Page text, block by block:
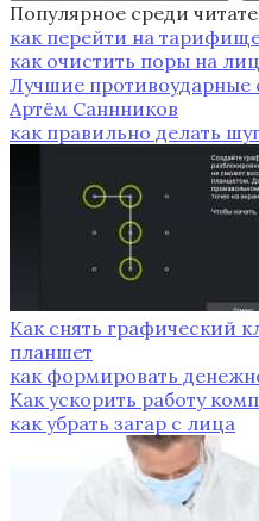
Популярное среди
как перейти на
как очистить поры на
Лучшие
Артём Саннников
как правильно делать
Как снять графический
планшет
как формировать
Как ускорить работу
как убрать загар с лица